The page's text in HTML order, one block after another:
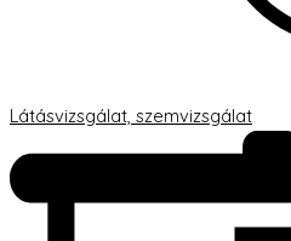
Látásvizsgálat, szemvizsgálat